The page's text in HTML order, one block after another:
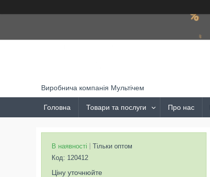
Виробнича компанія Мультічем
Головна Товари та послуги Про нас
В наявності
Тільки оптом
Код: 120412
Ціну уточнюйте